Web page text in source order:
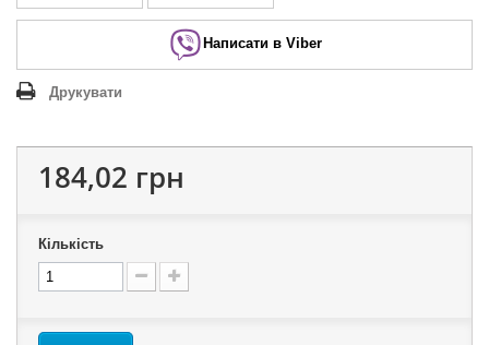
Написати в Viber
Друкувати
184,02 грн
Кількість